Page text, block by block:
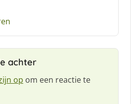
achter
op om een reactie te